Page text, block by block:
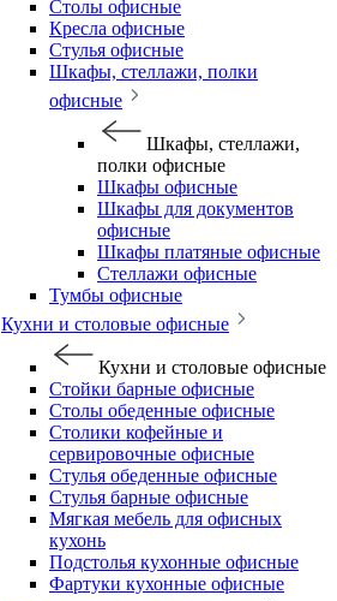
Столы офисные
Кресла офисные
Стулья офисные
Шкафы, стеллажи, полки
офисные
Шкафы, стеллажи,
полки офисные
Шкафы офисные
Шкафы для документов
офисные
Шкафы платяные офисные
Стеллажи офисные
Тумбы офисные
Кухни и столовые офисные
Кухни и столовые офисные
Стойки барные офисные
Столы обеденные офисные
Столики кофейные и
сервировочные офисные
Стулья обеденные офисные
Стулья барные офисные
Мягкая мебель для офисных
кухонь
Подстолья кухонные офисные
Фартуки кухонные офисные